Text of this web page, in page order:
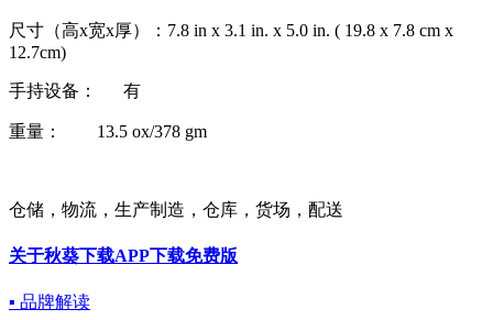
尺寸（高x宽x厚）：7.8 in x 3.1 in. x 5.0 in. ( 19.8 x 7.8 cm x
12.7cm)
手持设备： 有
重量： 13.5 ox/378 gm
仓储，物流，生产制造，仓库，货场，配送
关于秋葵下载APP下载免费版
▪ 品牌解读